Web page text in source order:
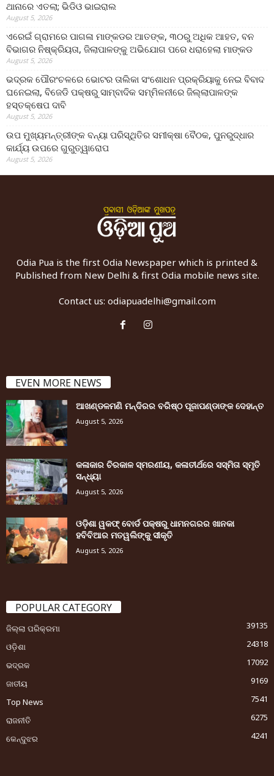
ଥାନାରେ ଏତଲା; ଭିଡିଓ ଭାଇରାଲ
August 5, 2026
ଏରେଇଁ ଗ୍ରାମରେ ପାଗଳା ମାଙ୍କଡର ଆତଙ୍କ, ୩୦ରୁ ଅଧିକ ଆହତ, ବନ
ବିଭାଗର ନିଷ୍କ୍ରିୟତା, ଜିଲାପାଳଙ୍କୁ ଅଭିଯୋଗ ପରେ ଧରାହେଲା ମାଙ୍କଡ
August 5, 2026
ଭଦ୍ରକ ପୌରଂଚଳରେ ଭୋଟର ତାଲିକା ସଂଶୋଧନ ପ୍ରକ୍ରିୟାକୁ ନେଇ ବିବାଦ
ଘନେଇଲା, ବିଜେଡି ପକ୍ଷରୁ ସାମ୍ବାଦିକ ସମ୍ମିଳନୀରେ ଜିଲ୍ଲାପାଳଙ୍କ
ହସ୍ତକ୍ଷେପ ଦାବି
August 5, 2026
ଉପ ମୁଖ୍ୟମନ୍ତ୍ରୀଙ୍କ ବନ୍ୟା ପରିସ୍ଥିତିର ସମୀକ୍ଷା ବୈଠକ, ପୁନରୁଦ୍ଧାର
କାର୍ଯ୍ୟ ଉପରେ ଗୁରୁତ୍ୱାରୋପ
August 5, 2026
Odia Pua is the first Odia Newspaper which is printed &
Published from New Delhi & first Odia mobile news site.
Contact us: odiapuadelhi@gmail.com
EVEN MORE NEWS
ଆଖଣ୍ଡଳମଣି ମନ୍ଦିରର ବରିଷ୍ଠ ପୂଜାପଣ୍ଡାଙ୍କ ଦେହାନ୍ତ
August 5, 2026
କଳାକାର ଚିରକାଳ ସ୍ମରଣୀୟ, କଳାତୀର୍ଥରେ ସସ୍ମିତା ସ୍ମୃତି
ସନ୍ଧ୍ୟା
August 5, 2026
ଓଡ଼ିଶା ୱକଫ୍ ବୋର୍ଡ ପକ୍ଷରୁ ଧାମନଗରର ଖାନକା
ହବିବିଆର ମତୱଲିଙ୍କୁ ସୀକୃତି
August 5, 2026
POPULAR CATEGORY
ଜିଲ୍ଲା ପରିକ୍ରମା
39135
ଓଡ଼ିଶା
24318
ଭଦ୍ରକ
17092
ଜାତୀୟ
9169
Top News
7541
ରାଜନୀତି
6275
କେନ୍ଦୁଝର
4241